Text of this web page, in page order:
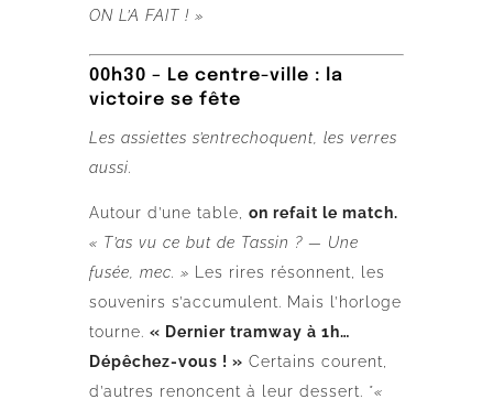
ON L’A FAIT ! »
00h30 – Le centre-ville : la
victoire se fête
Les assiettes s’entrechoquent, les verres
aussi.
Autour d’une table, on refait le match.
« T’as vu ce but de Tassin ? — Une
fusée, mec. » Les rires résonnent, les
souvenirs s’accumulent. Mais l’horloge
tourne. « Dernier tramway à 1h…
Dépêchez-vous ! » Certains courent,
d’autres renoncent à leur dessert. *«